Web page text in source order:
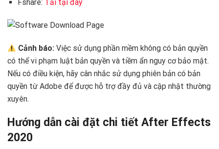
Fshare: Tải tại đây
Cảnh báo: Việc sử dụng phần mềm không có bản quyền
có thể vi phạm luật bản quyền và tiềm ẩn nguy cơ bảo mật.
Nếu có điều kiện, hãy cân nhắc sử dụng phiên bản có bản
quyền từ Adobe để được hỗ trợ đầy đủ và cập nhật thường
xuyên.
Hướng dẫn cài đặt chi tiết After Effects
2020